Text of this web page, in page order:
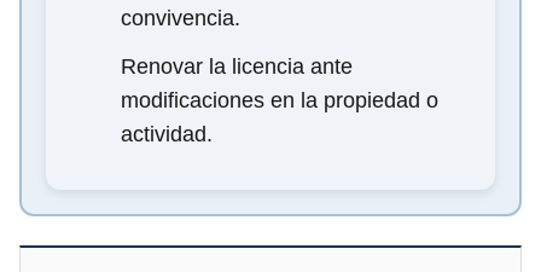
convivencia.
Renovar la licencia ante
modificaciones en la propiedad o
actividad.